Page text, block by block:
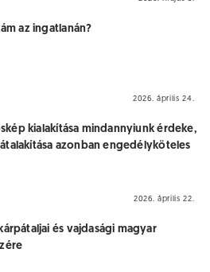
az ingatlanán?
2026. április 24.
kialakítása mindannyiunk érdeke,
átalakítása azonban engedélyköteles
2026. április 22.
és vajdasági magyar